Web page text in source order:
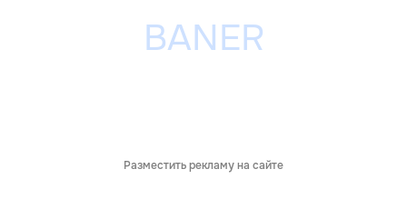
Разместить рекламу на сайте